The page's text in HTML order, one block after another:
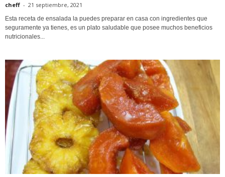
cheff - 21 septiembre, 2021
Esta receta de ensalada la puedes preparar en casa con ingredientes que
seguramente ya tienes, es un plato saludable que posee muchos beneficios
nutricionales...